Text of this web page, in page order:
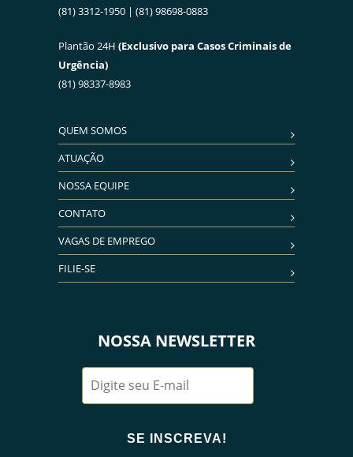
(81) 3312-1950 | (81) 98698-0883
Plantão 24H (Exclusivo para Casos Criminais de
Urgência)
(81) 98337-8983
QUEM SOMOS
ATUAÇÃO
NOSSA EQUIPE
CONTATO
VAGAS DE EMPREGO
FILIE-SE
NOSSA NEWSLETTER